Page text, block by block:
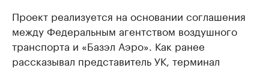
Проект реализуется на основании соглашения
между Федеральным агентством воздушного
транспорта и «Базэл Аэро». Как ранее
рассказывал представитель УК, терминал